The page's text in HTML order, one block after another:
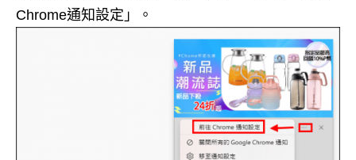
Chrome通知設定」。